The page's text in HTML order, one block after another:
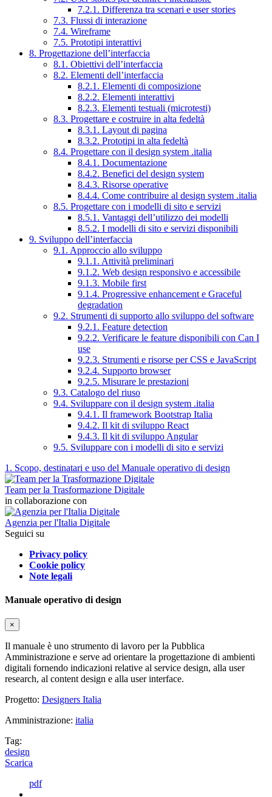
7.2.1. Differenza tra scenari e user stories
7.3. Flussi di interazione
7.4. Wireframe
7.5. Prototipi interattivi
8. Progettazione dell’interfaccia
8.1. Obiettivi dell’interfaccia
8.2. Elementi dell’interfaccia
8.2.1. Elementi di composizione
8.2.2. Elementi interattivi
8.2.3. Elementi testuali (microtesti)
8.3. Progettare e costruire in alta fedeltà
8.3.1. Layout di pagina
8.3.2. Prototipi in alta fedeltà
8.4. Progettare con il design system .italia
8.4.1. Documentazione
8.4.2. Benefici del design system
8.4.3. Risorse operative
8.4.4. Come contribuire al design system .italia
8.5. Progettare con i modelli di sito e servizi
8.5.1. Vantaggi dell’utilizzo dei modelli
8.5.2. I modelli di sito e servizi disponibili
9. Sviluppo dell’interfaccia
9.1. Approccio allo sviluppo
9.1.1. Attività preliminari
9.1.2. Web design responsivo e accessibile
9.1.3. Mobile first
9.1.4. Progressive enhancement e Graceful
degradation
9.2. Strumenti di supporto allo sviluppo del software
9.2.1. Feature detection
9.2.2. Verificare le feature disponibili con Can I
use
9.2.3. Strumenti e risorse per CSS e JavaScript
9.2.4. Supporto browser
9.2.5. Misurare le prestazioni
9.3. Catalogo del riuso
9.4. Sviluppare con il design system .italia
9.4.1. Il framework Bootstrap Italia
9.4.2. Il kit di sviluppo React
9.4.3. Il kit di sviluppo Angular
9.5. Sviluppare con i modelli di sito e servizi
1. Scopo, destinatari e uso del Manuale operativo di design
Team per la Trasformazione Digitale
in collaborazione con
Agenzia per l'Italia Digitale
Seguici su
Privacy policy
Cookie policy
Note legali
Manuale operativo di design
×
Il manuale è uno strumento di lavoro per la Pubblica
Amministrazione e serve ad orientare la progettazione di ambienti
digitali fornendo indicazioni relative al service design, alla user
research, al content design e alla user interface.
Progetto: Designers Italia
Amministrazione: italia
Tag:
design
Scarica
pdf